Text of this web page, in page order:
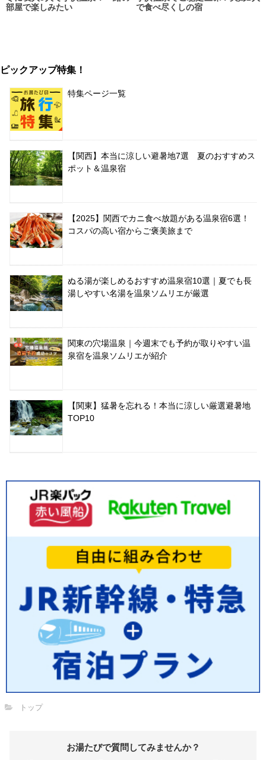
部屋で楽しみたい
で食べ尽くしの宿
ピックアップ特集！
特集ページ一覧
【関西】本当に涼しい避暑地7選 夏のおすすめス
ポット＆温泉宿
【2025】関西でカニ食べ放題がある温泉宿6選！
コスパの高い宿からご褒美旅まで
ぬる湯が楽しめるおすすめ温泉宿10選｜夏でも長
湯しやすい名湯を温泉ソムリエが厳選
関東の穴場温泉｜今週末でも予約が取りやすい温
泉宿を温泉ソムリエが紹介
【関東】猛暑を忘れる！本当に涼しい厳選避暑地
TOP10
トップ
お湯たびで質問してみませんか？